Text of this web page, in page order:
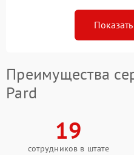
Преимущества
Pard
19
сотрудников в штате